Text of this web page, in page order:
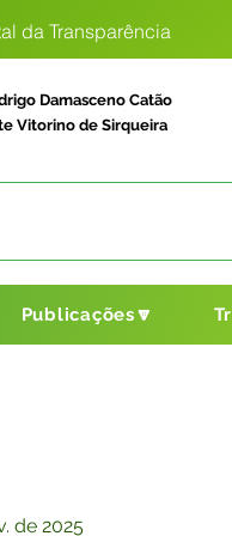
da Transparência
Damasceno Catão
Vitorino de Sirqueira
Publicações🔽
de 2025